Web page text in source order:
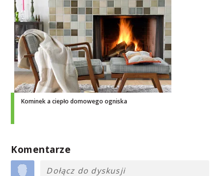
Kominek a ciepło domowego ogniska
Komentarze